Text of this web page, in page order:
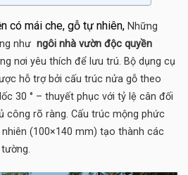
có mái che, gỗ tự nhiên, Những
như ngôi nhà vườn độc quyền
nơi yêu thích để lưu trú. Bộ dụng cụ
hỗ trợ bởi cấu trúc nửa gỗ theo
30 ° – thuyết phục với tỷ lệ cân đối
công rõ ràng. Cấu trúc mộng phức
(100×140 mm) tạo thành các